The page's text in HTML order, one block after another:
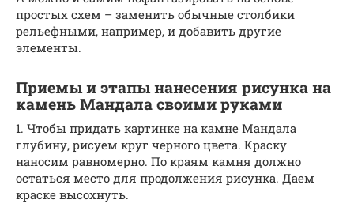
простых схем – заменить обычные столбики
рельефными, например, и добавить другие
элементы.
Приемы и этапы нанесения рисунка на
камень Мандала своими руками
1. Чтобы придать картинке на камне Мандала
глубину, рисуем круг черного цвета. Краску
наносим равномерно. По краям камня должно
остаться место для продолжения рисунка. Даем
краске высохнуть.